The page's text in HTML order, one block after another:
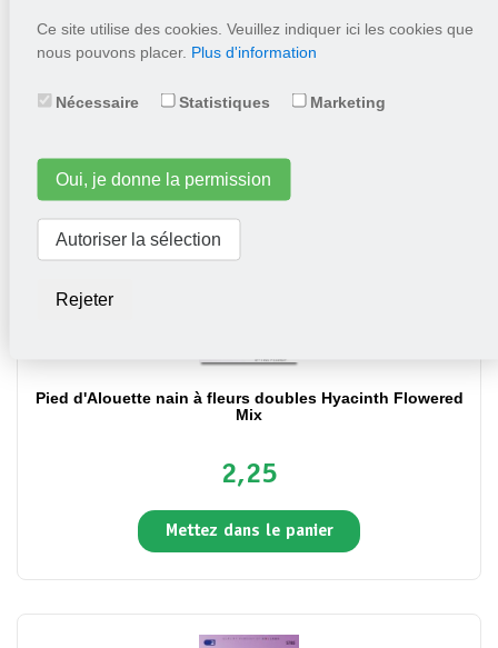
Ce site utilise des cookies. Veuillez indiquer ici les cookies que
nous pouvons placer. Plus d'information
Nécessaire Statistiques Marketing
Oui, je donne la permission
Autoriser la sélection
Rejeter
2,25
Mettez dans le panier
Pied d'Alouette nain à fleurs doubles Hyacinth Flowered
Mix
2,25
Mettez dans le panier